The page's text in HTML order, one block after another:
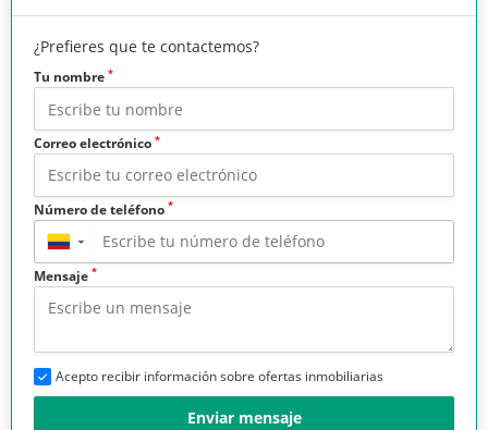
¿Prefieres que te contactemos?
Tu nombre *
Correo electrónico *
Número de teléfono *
▼
Mensaje *
Acepto recibir información sobre ofertas inmobiliarias
Enviar mensaje